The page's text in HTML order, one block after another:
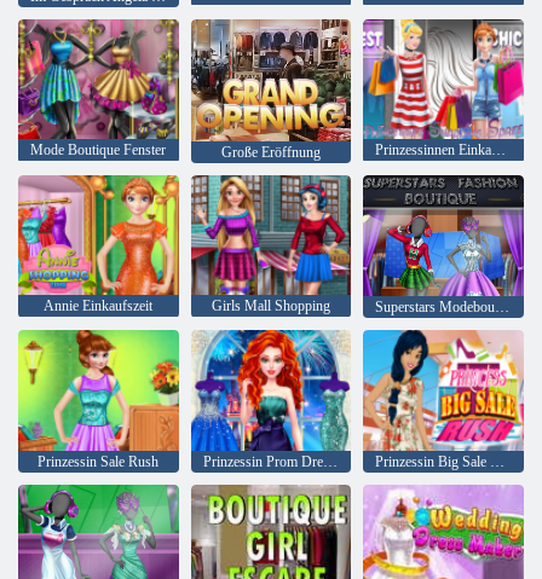
Mode Boutique Fenster Große Eröffnung Prinzessinnen Einkaufsbummel
Annie Einkaufszeit Girls Mall Shopping Superstars Modeboutique
Prinzessin Sale Rush Prinzessin Prom Dress Collection Prinzessin Big Sale Rush